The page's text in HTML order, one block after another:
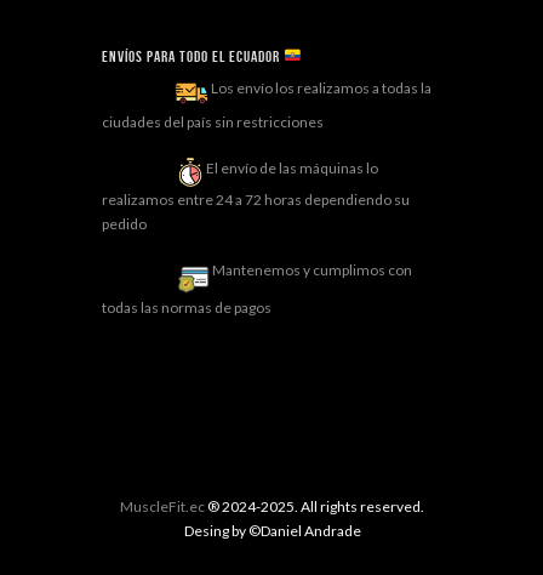
Envíos para todo el ECUADOR
Los envío los realizamos a todas la
ciudades del país sin restricciones
El envío de las máquinas lo
realizamos entre 24 a 72 horas dependiendo su
pedido
Mantenemos y cumplimos con
todas las normas de pagos
MuscleFit.ec® 2024-2025. All rights reserved.
Desing by ©Daniel Andrade